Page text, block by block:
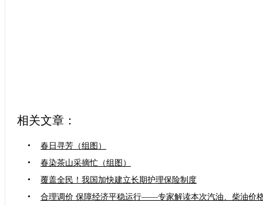
相关文章：
•
春日寻芳（组图）
•
春染茶山采摘忙（组图）
•
覆盖全民！我国加快建立长期护理保险制度
•
合理调价 保障经济平稳运行——专家解读本次汽油、柴油价